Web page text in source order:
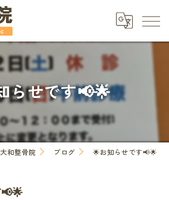
らせです📢🌟
和整骨院 ブログ 🌟お知らせです📢🌟